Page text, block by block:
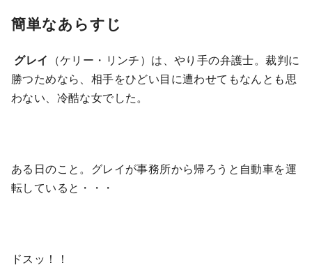
簡単なあらすじ
グレイ （ケリー・リンチ）は、やり手の弁護士。裁判に
勝つためなら、相手をひどい目に遭わせてもなんとも思
わない、冷酷な女でした。
ある日のこと。グレイが事務所から帰ろうと自動車を運
転していると・・・
ドスッ！！